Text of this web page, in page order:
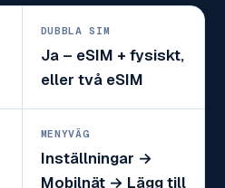
DUBBLA SIM
Ja – eSIM + fysiskt,
eller två eSIM
MENYVÄG
Inställningar →
Mobilnät → Lägg till